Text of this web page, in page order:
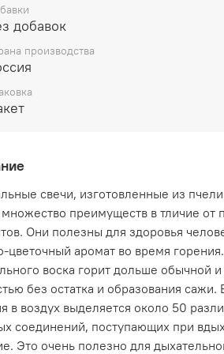
баланс, магия земли,
интуиция. Земные связи,
Успех общего дела,
свеча может пробудить
и помочь разобраться в
связь с природой и
Используется для привлечения
финансового кризиса
добавок
производства
свечи, изготовленные из
преимуществ в тличие
Они полезны для здоровья
цветочный аромат во время
воска горит дольше обычной и
без остатка и образования сажи.
в воздух выделяется около 50
соединений, поступающих при
Это очень полезно для